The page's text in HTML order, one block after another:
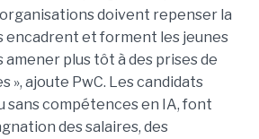
doivent repenser la
encadrent et forment les jeunes
amener plus tôt à des prises de
», ajoute PwC. Les candidats
sans compétences en IA, font
des salaires, des